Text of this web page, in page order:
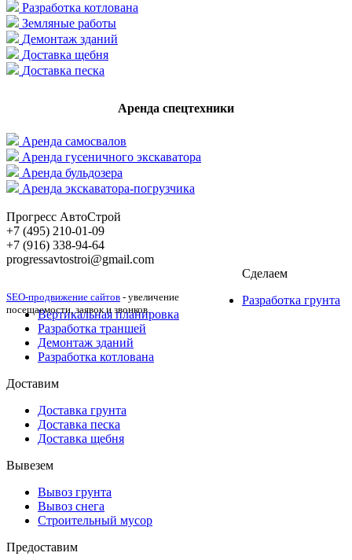
Разработка котлована
Земляные работы
Демонтаж зданий
Доставка щебня
Доставка песка
Аренда спецтехники
Аренда самосвалов
Аренда гусеничного экскаватора
Аренда бульдозера
Аренда экскаватора-погрузчика
Прогресс АвтоСтрой
+7 (495) 210-01-09
+‎7 (916) 338-94-64
progressavtostroi@gmail.com
SEO-продвижение сайтов - увеличение
посещаемости, заявок и звонков.
Сделаем
Разработка грунта
Вертикальная планировка
Разработка траншей
Демонтаж зданий
Разработка котлована
Доставим
Доставка грунта
Доставка песка
Доставка щебня
Вывезем
Вывоз грунта
Вывоз снега
Строительный мусор
Предоставим